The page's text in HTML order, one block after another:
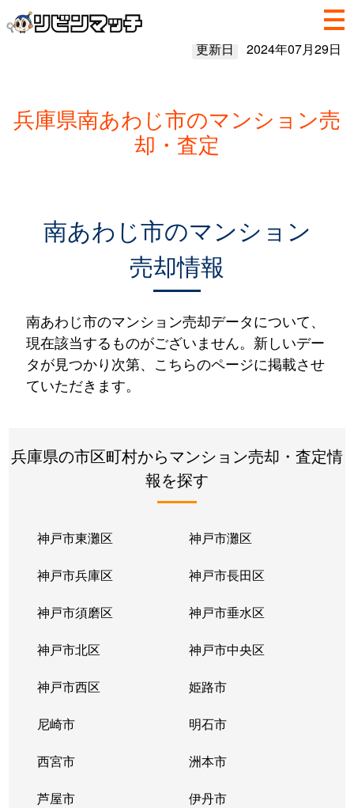
更新日 2024年07月29日
兵庫県南あわじ市のマンション売
却・査定
南あわじ市のマンション
売却情報
南あわじ市のマンション売却データについて、
現在該当するものがございません。新しいデー
タが見つかり次第、こちらのページに掲載させ
ていただきます。
兵庫県の市区町村からマンション売却・査定情
報を探す
神戸市東灘区 神戸市灘区
神戸市兵庫区 神戸市長田区
神戸市須磨区 神戸市垂水区
神戸市北区 神戸市中央区
神戸市西区 姫路市
尼崎市 明石市
西宮市 洲本市
芦屋市 伊丹市